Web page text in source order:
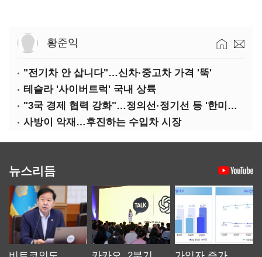
황준익
"전기차 안 삽니다"…신차·중고차 가격 '뚝'
테슬라 '사이버트럭' 국내 상륙
"3국 경제 협력 강화"…정의선·정기선 등 '한미일 경제대화' 참석
사방이 악재…후진하는 수입차 시장
뉴스리듬